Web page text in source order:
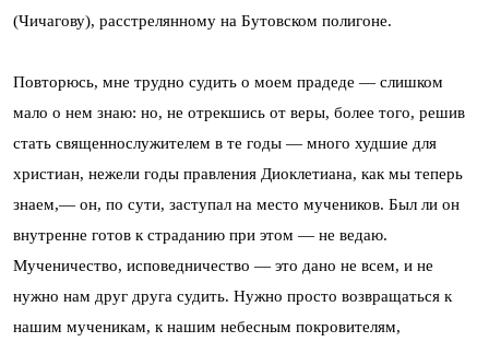
(Чичагову), расстрелянному на Бутовском полигоне.
Повторюсь, мне трудно судить о моем прадеде — слишком
мало о нем знаю: но, не отрекшись от веры, более того, решив
стать священнослужителем в те годы — много худшие для
хрис­тиан, нежели годы правления Диоклетиана, как мы теперь
знаем,— он, по сути, заступал на место мучеников. Был ли он
внутренне готов к страданию при этом — не ведаю.
Мученичество, исповедничество — это дано не всем, и не
нужно нам друг друга судить. Нужно просто возвращаться к
нашим мученикам, к нашим небесным покровителям,